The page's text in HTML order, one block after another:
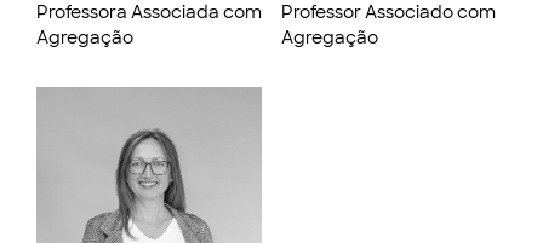
Professora Associada com
Agregação
Professor Associado com
Agregação